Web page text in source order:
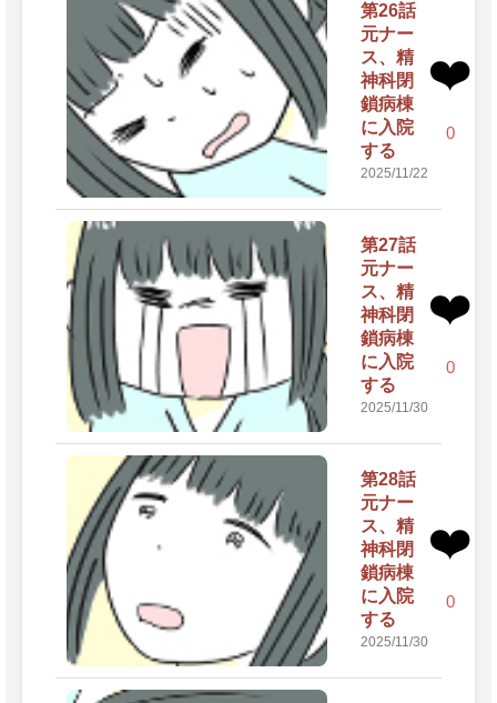
第26話
元ナー
ス、精
神科閉
鎖病棟
に入院
する
2025/11/22
❤️
0
第27話
元ナー
ス、精
神科閉
鎖病棟
に入院
する
2025/11/30
❤️
0
第28話
元ナー
ス、精
神科閉
鎖病棟
に入院
する
2025/11/30
❤️
0